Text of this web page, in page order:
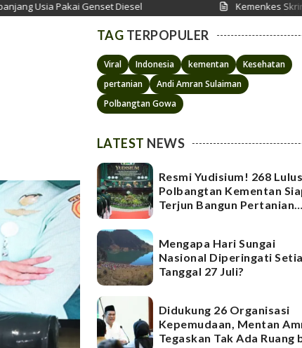
Genset Diesel Kemenkes Skrining
TAG TERPOPULER
Viral Indonesia kementan
Kesehatan
pertanian
Andi Amran Sulaiman
Polbangtan Gowa
LATEST NEWS
Resmi Yudisium! 268
Polbangtan Kementan
Terjun Bangun Pertanian
Mengapa Hari Sungai
Nasional Diperingati
Tanggal 27 Juli?
Didukung 26 Organisasi
Kepemudaan, Mentan
Tegaskan Tak Ada Ruang